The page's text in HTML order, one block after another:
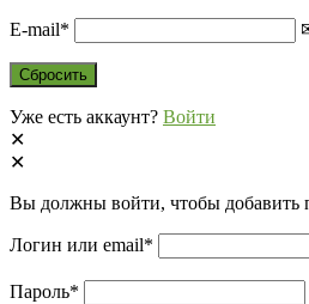
E-mail*
Уже есть аккаунт? Войти
Вы должны войти, чтобы добавить
Логин или email*
Пароль*